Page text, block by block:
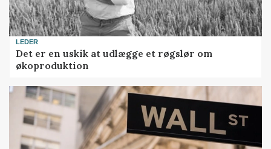
LEDER
Det er en uskik at udlægge et røgslør om
økoproduktion